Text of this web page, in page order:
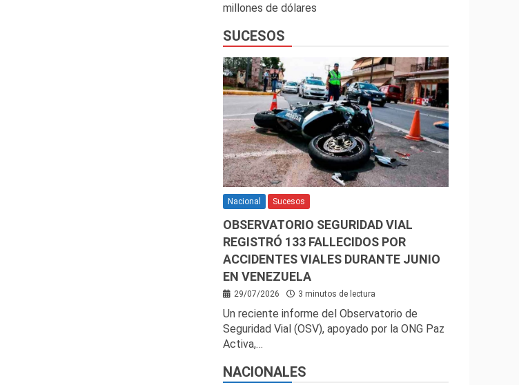
millones de dólares
SUCESOS
Nacional Sucesos
OBSERVATORIO SEGURIDAD VIAL
REGISTRÓ 133 FALLECIDOS POR
ACCIDENTES VIALES DURANTE JUNIO
EN VENEZUELA
29/07/2026 3 minutos de lectura
Un reciente informe del Observatorio de
Seguridad Vial (OSV), apoyado por la ONG Paz
Activa,…
NACIONALES